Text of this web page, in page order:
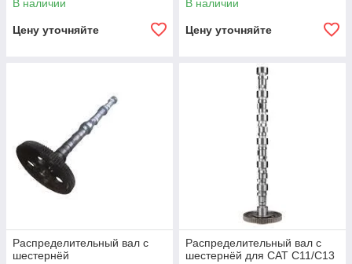
В наличии
Цену уточняйте
В наличии
Цену уточняйте
Распределительный вал с
шестернёй
Распределительный вал с
шестернёй для CAT C11/C13